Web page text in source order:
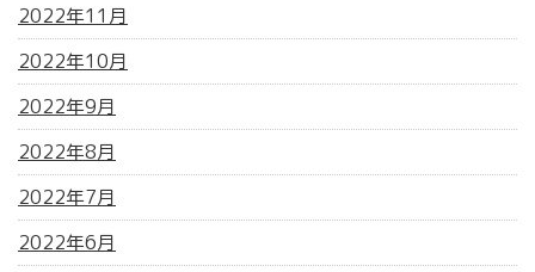
2022年11月
2022年10月
2022年9月
2022年8月
2022年7月
2022年6月